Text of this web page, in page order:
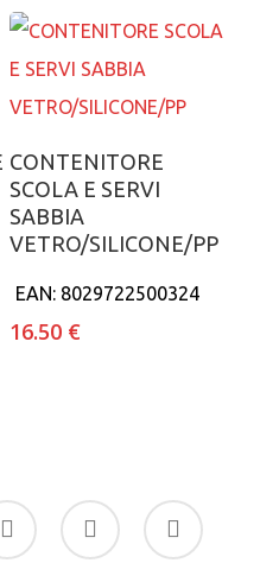
Aggiungi al carrello
CONTENITORE
SCOLA E SERVI
SABBIA
VETRO/SILICONE/PP
EAN: 8029722500324
16.50 €
whatsapp tiktok